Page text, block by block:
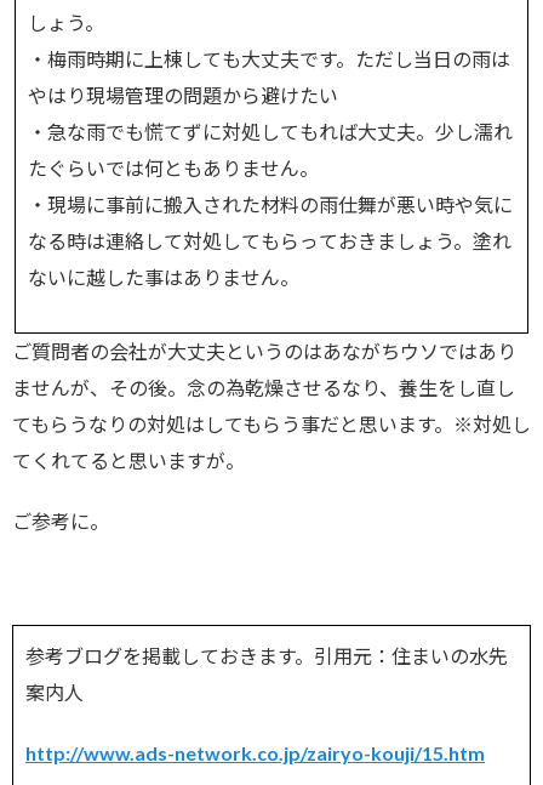
しょう。
・梅雨時期に上棟しても大丈夫です。ただし当日の雨は
やはり現場管理の問題から避けたい
・急な雨でも慌てずに対処してもれば大丈夫。少し濡れ
たぐらいでは何ともありません。
・現場に事前に搬入された材料の雨仕舞が悪い時や気に
なる時は連絡して対処してもらっておきましょう。塗れ
ないに越した事はありません。
ご質問者の会社が大丈夫というのはあながちウソではあり
ませんが、その後。念の為乾燥させるなり、養生をし直し
てもらうなりの対処はしてもらう事だと思います。※対処し
てくれてると思いますが。
ご参考に。
参考ブログを掲載しておきます。引用元：住まいの水先
案内人
http://www.ads-network.co.jp/zairyo-kouji/15.htm